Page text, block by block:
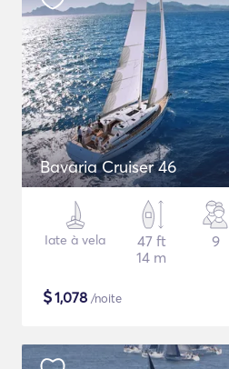
Bavaria Cruiser 46
Iate à vela
47 ft
14 m
9
$1,078 /noite